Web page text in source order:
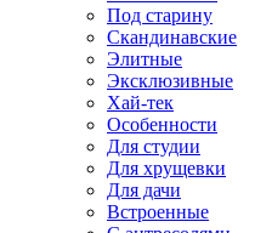
Под старину
Скандинавские
Элитные
Эксклюзивные
Хай-тек
Особенности
Для студии
Для хрущевки
Для дачи
Встроенные